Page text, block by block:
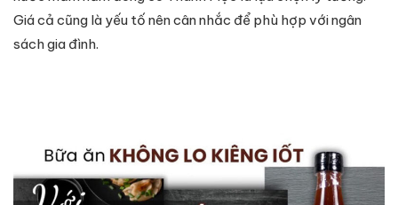
Giá cả cũng là yếu tố nên cân nhắc để phù hợp với ngân
sách gia đình.